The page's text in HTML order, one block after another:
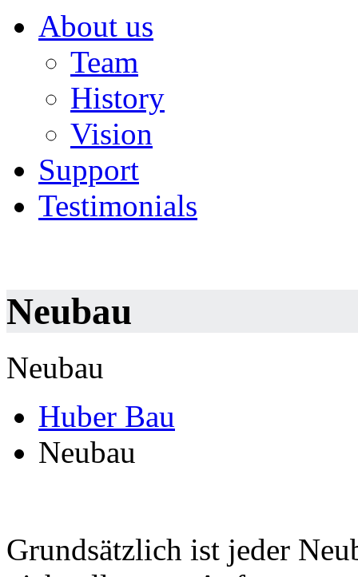
About us
Team
History
Vision
Support
Testimonials
Neubau
Neubau
Huber Bau
Neubau
Grundsätzlich ist jeder